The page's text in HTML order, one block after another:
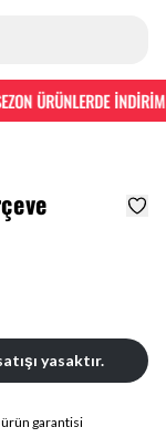
ÜRÜNLERDE
yasaktır.
garantisi